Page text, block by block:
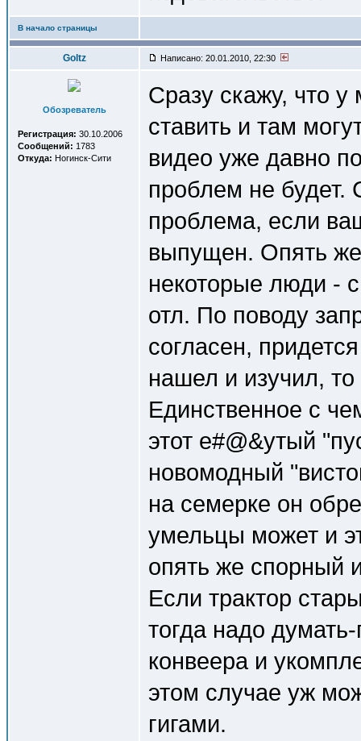
В начало страницы
Goltz Написано: 20.01.2010, 22:30
Обозреватель
Регистрация: 30.10.2006
Сообщений: 1783
Откуда: Ногинск-Сити
Сразу скажу, что
ставить и там
видео уже давно
проблем не будет.
проблема, если
выпущен. Опять
некоторые люди -
отл. По поводу
согласен,
нашел и изучил, то
Единственное с
этот е#@&утый
новомодный
на семерке он
умельцы может и
опять же спорный
Если трактор
тогда надо
конвеера и
этом случае уж
гигами.